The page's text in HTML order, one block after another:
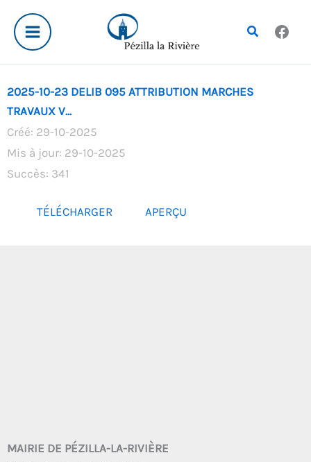
contenu
Rechercher
2025-10-23 DELIB 095 ATTRIBUTION MARCHES
TRAVAUX V...
Créé: 29-10-2025
Mis à jour: 29-10-2025
Succès: 341
TÉLÉCHARGER APERÇU
MAIRIE DE PÉZILLA-LA-RIVIÈRE